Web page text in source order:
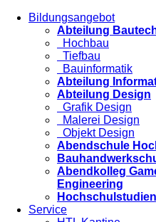
Bildungsangebot
Abteilung
Hochbau
Tiefbau
Bauinformatik
Abteilung
Abteilung Design
Grafik Design
Malerei Design
Objekt Design
Abendschule
Abendkolleg
Engineering
Service